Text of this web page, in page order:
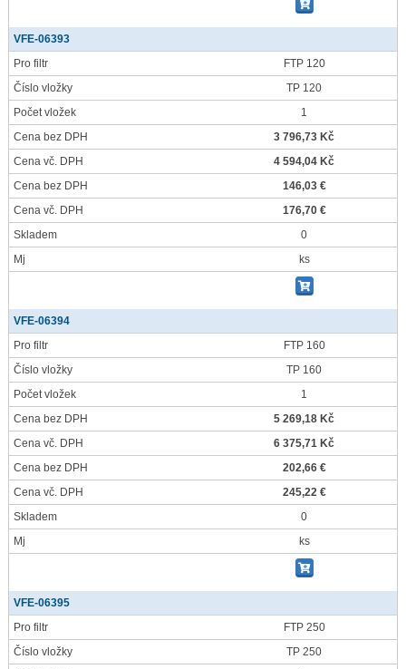
VFE-06393
Pro filtr
FTP 120
Číslo vložky
TP 120
Počet vložek
1
Cena bez DPH
3 796,73 Kč
Cena vč. DPH
4 594,04 Kč
Cena bez DPH
146,03 €
Cena vč. DPH
176,70 €
Skladem
0
Mj
ks
VFE-06394
Pro filtr
FTP 160
Číslo vložky
TP 160
Počet vložek
1
Cena bez DPH
5 269,18 Kč
Cena vč. DPH
6 375,71 Kč
Cena bez DPH
202,66 €
Cena vč. DPH
245,22 €
Skladem
0
Mj
ks
VFE-06395
Pro filtr
FTP 250
Číslo vložky
TP 250